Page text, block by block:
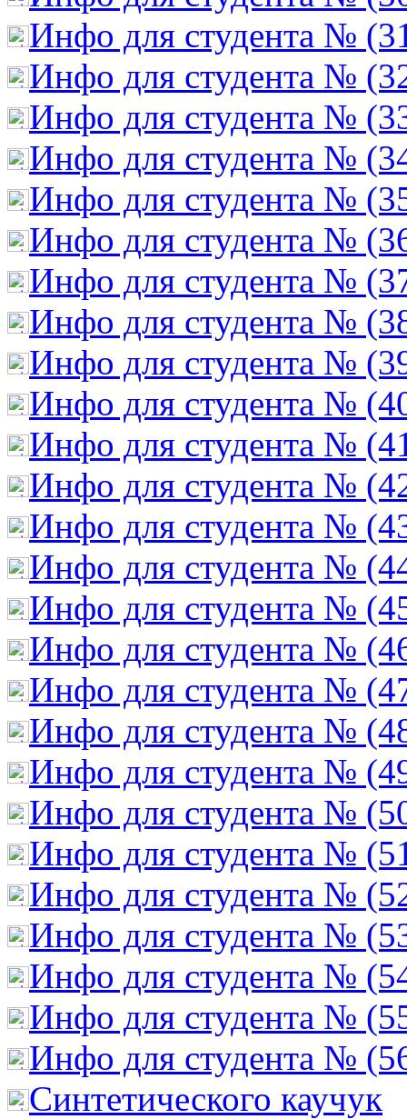
Инфо для студента №
Инфо для студента №
Инфо для студента №
Инфо для студента №
Инфо для студента №
Инфо для студента №
Инфо для студента №
Инфо для студента №
Инфо для студента №
Инфо для студента №
Инфо для студента №
Инфо для студента №
Инфо для студента №
Инфо для студента №
Инфо для студента №
Инфо для студента №
Инфо для студента №
Инфо для студента №
Инфо для студента №
Инфо для студента №
Инфо для студента №
Инфо для студента №
Инфо для студента №
Инфо для студента №
Инфо для студента №
Инфо для студента №
Cинтетического каучук